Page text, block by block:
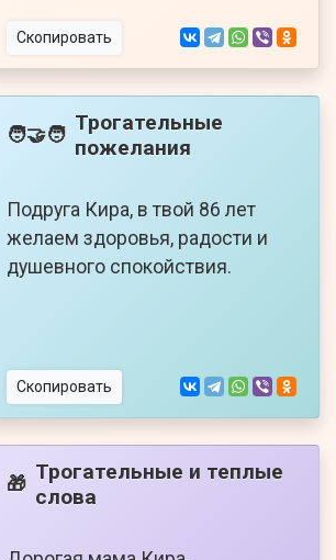
Скопировать
🧑‍🤝‍🧑 Трогательные
пожелания
Подруга Кира, в твой 86 лет
желаем здоровья, радости и
душевного спокойствия.
Скопировать
🎁 Трогательные и теплые
слова